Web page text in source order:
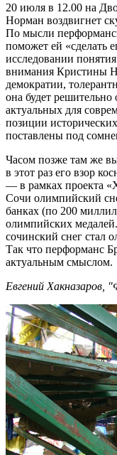
20 июля в 12.00 на
Норман воздвигнет
По мысли
поможет ей «сделать
исследовании
внимания Кристины
демократии,
она будет решительно
актуальных для
позиции
поставлены под
Часом позже там же
в этот раз его взор
— в рамках проекта
Сочи олимпийский
банках (по 200
олимпийских
сочинский снег стал
Так что перформанс
актуальным смыслом.
Евгений Хакназаров,